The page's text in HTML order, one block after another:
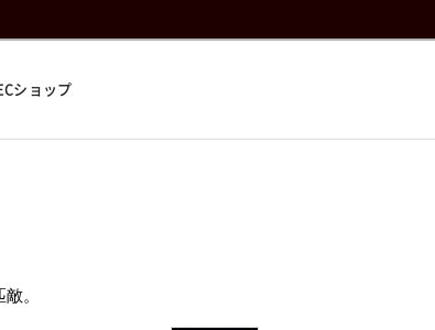
ショップ
。